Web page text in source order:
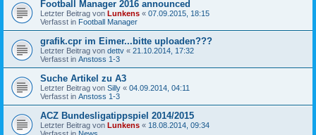
Football Manager 2016 announced
Letzter Beitrag von Lunkens « 07.09.2015, 18:15
Verfasst in Football Manager
grafik.cpr im Eimer...bitte uploaden???
Letzter Beitrag von dettv « 21.10.2014, 17:32
Verfasst in Anstoss 1-3
Suche Artikel zu A3
Letzter Beitrag von Silly « 04.09.2014, 04:11
Verfasst in Anstoss 1-3
ACZ Bundesligatippspiel 2014/2015
Letzter Beitrag von Lunkens « 18.08.2014, 09:34
Verfasst in News